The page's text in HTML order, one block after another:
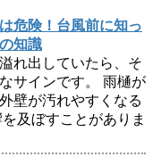
危険！台風前に知っ
知識
れ出していたら、そ
サインです。 雨樋が
壁が汚れやすくなる
及ぼすことがありま